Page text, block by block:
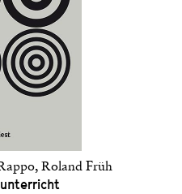
Roland Früh